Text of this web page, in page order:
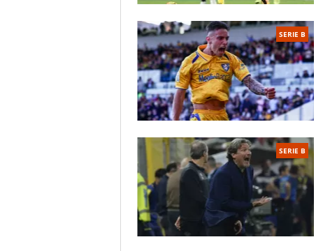
SERIE B
SERIE B